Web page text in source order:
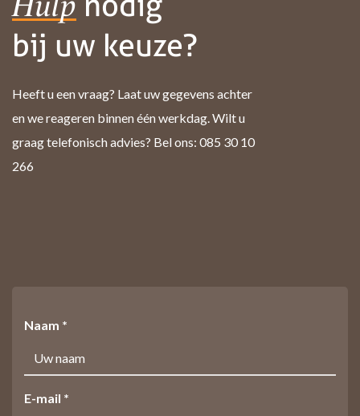
bij uw keuze?
Heeft u een vraag? Laat uw gegevens achter
en we reageren binnen één werkdag. Wilt u
graag telefonisch advies? Bel ons: 085 30 10
266
Naam *
E-mail *